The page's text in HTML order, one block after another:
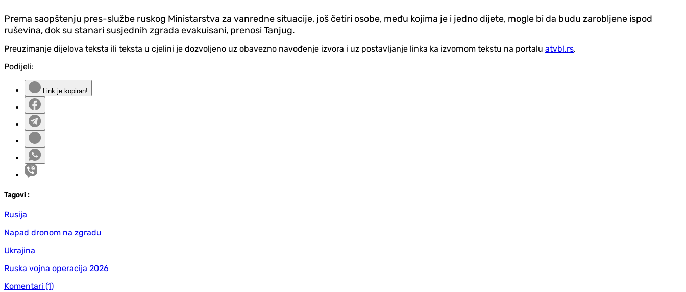
Prema saopštenju pres-službe ruskog Ministarstva za vanredne situacije, još četiri osobe, među kojima je i jedno dijete, mogle bi da budu zarobljene ispod
ruševina, dok su stanari susjednih zgrada evakuisani, prenosi Tanjug.
Preuzimanje dijelova teksta ili teksta u cjelini je dozvoljeno uz obavezno navođenje izvora i uz postavljanje linka ka izvornom tekstu na portalu atvbl.rs.
Podijeli:
Link je kopiran!
Tagovi :
Rusija
Napad dronom na zgradu
Ukrajina
Ruska vojna operacija 2026
Komentari (1)